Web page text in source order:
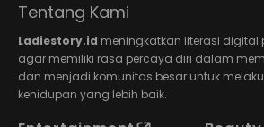
Tentang Kami
Ladiestory.id meningkatkan literasi digital
agar memiliki rasa percaya diri dalam
dan menjadi komunitas besar untuk
kehidupan yang lebih baik.